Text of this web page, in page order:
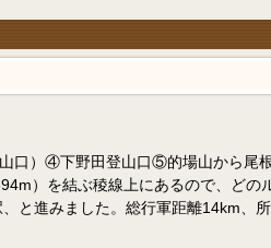
）④下野田登山口⑤的場山から尾
）を結ぶ稜線上にあるので、どの
みました。総行軍距離14km、所